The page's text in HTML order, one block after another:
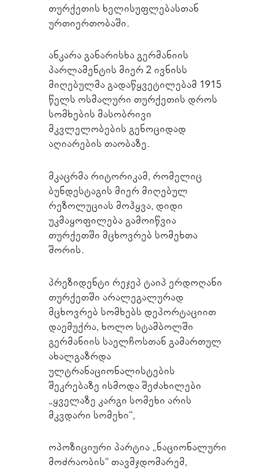
თურქეთის ხელისუფლებასთან
ურთიერთობაში.
ანკარა განარისხა გერმანიის
პარლამენტის მიერ 2 ივნისს
მიღებულმა გადაწყვეტილებამ 1915
წელს ოსმალური თურქეთის დროს
სომხების მასობრივი
მკვლელობების გენოციდად
აღიარების თაობაზე.
მკაცრმა რიტორიკამ, რომელიც
ბუნდესტაგის მიერ მიღებულ
რეზოლუციას მოჰყვა, დიდი
უკმაყოფილება გამოიწვია
თურქეთში მცხოვრებ სომეხთა
შორის.
პრეზიდენტი რეჯეპ ტაიპ ერდოღანი
თურქეთში არალეგალურად
მცხოვრებ სომხებს დეპორტაციით
დაემუქრა, ხოლო სტამბოლში
გერმანიის საელჩოსთან გამართულ
ახალგაზრდა
ულტრანაციონალისტების
შეკრებაზე ისმოდა შეძახილები
„ყველაზე კარგი სომეხი არის
მკვდარი სომეხი“,
ოპოზიციური პარტია „ნაციონალური
მოძრაობის“ თავმჯდომარემ,